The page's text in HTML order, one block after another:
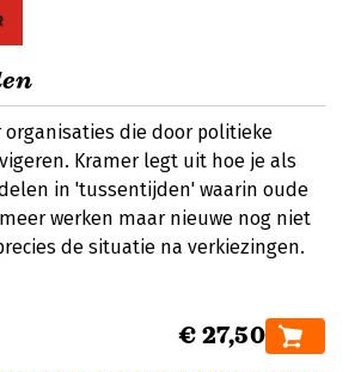
organisaties die door politieke
Kramer legt uit hoe je als
in 'tussentijden' waarin oude
werken maar nieuwe nog niet
de situatie na verkiezingen.
€ 27,50